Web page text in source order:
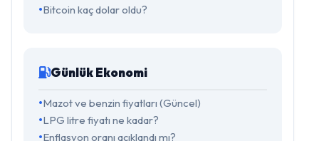
Bitcoin kaç dolar oldu?
Günlük Ekonomi
Mazot ve benzin fiyatları (Güncel)
LPG litre fiyatı ne kadar?
Enflasyon oranı açıklandı mı?